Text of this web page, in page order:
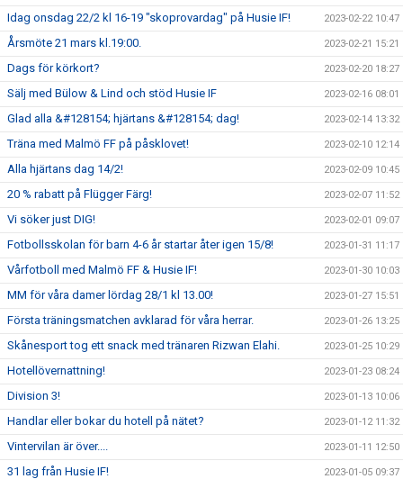
Idag onsdag 22/2 kl 16-19 "skoprovardag" på Husie IF! 2023-02-22 10:47
Årsmöte 21 mars kl.19:00. 2023-02-21 15:21
Dags för körkort? 2023-02-20 18:27
Sälj med Bülow & Lind och stöd Husie IF 2023-02-16 08:01
Glad alla &#128154; hjärtans &#128154; dag! 2023-02-14 13:32
Träna med Malmö FF på påsklovet! 2023-02-10 12:14
Alla hjärtans dag 14/2! 2023-02-09 10:45
20 % rabatt på Flügger Färg! 2023-02-07 11:52
Vi söker just DIG! 2023-02-01 09:07
Fotbollsskolan för barn 4-6 år startar åter igen 15/8! 2023-01-31 11:17
Vårfotboll med Malmö FF & Husie IF! 2023-01-30 10:03
MM för våra damer lördag 28/1 kl 13.00! 2023-01-27 15:51
Första träningsmatchen avklarad för våra herrar. 2023-01-26 13:25
Skånesport tog ett snack med tränaren Rizwan Elahi. 2023-01-25 10:29
Hotellövernattning! 2023-01-23 08:24
Division 3! 2023-01-13 10:06
Handlar eller bokar du hotell på nätet? 2023-01-12 11:32
Vintervilan är över.... 2023-01-11 12:50
31 lag från Husie IF! 2023-01-05 09:37